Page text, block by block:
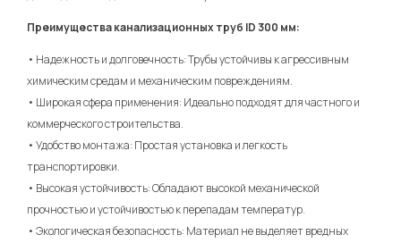
Преимущества канализационных труб ID 300 мм:
• Надежность и долговечность: Трубы устойчивы к агрессивным
химическим средам и механическим повреждениям.
• Широкая сфера применения: Идеально подходят для частного и
коммерческого строительства.
• Удобство монтажа: Простая установка и легкость
транспортировки.
• Высокая устойчивость: Обладают высокой механической
прочностью и устойчивостью к перепадам температур.
• Экологическая безопасность: Материал не выделяет вредных